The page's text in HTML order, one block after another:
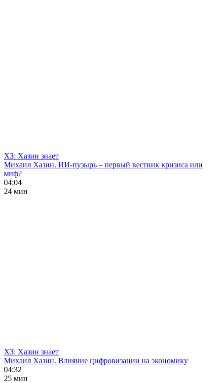
ХЗ: Хазин знает
Михаил Хазин. ИИ-пузырь – первый вестник кризиса или
миф?
04:04
24 мин
ХЗ: Хазин знает
Михаил Хазин. Влияние цифровизации на экономику
04:32
25 мин